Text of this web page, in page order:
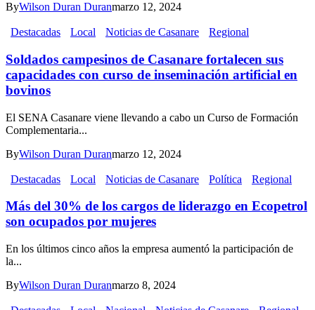
ByWilson Duran Duranmarzo 12, 2024
Destacadas Local Noticias de Casanare Regional
Soldados campesinos de Casanare fortalecen sus
capacidades con curso de inseminación artificial en
bovinos
El SENA Casanare viene llevando a cabo un Curso de Formación
Complementaria...
ByWilson Duran Duranmarzo 12, 2024
Destacadas Local Noticias de Casanare Política Regional
Más del 30% de los cargos de liderazgo en Ecopetrol
son ocupados por mujeres
En los últimos cinco años la empresa aumentó la participación de
la...
ByWilson Duran Duranmarzo 8, 2024